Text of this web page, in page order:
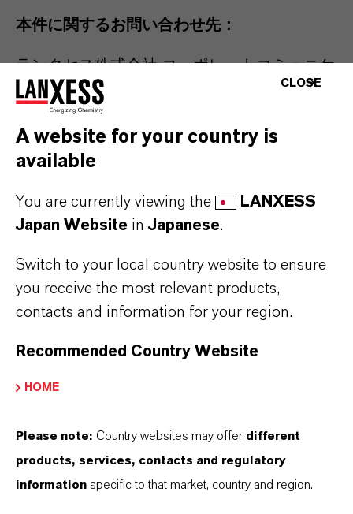
本件に関するお問い合わせ先：
ランクセス株式会社 コーポレートコミュニケ
ーションズ
TEL : 03-5293-8006 FAX : 03-5219-9773
lanxess.japan@lanxess.com
免責について (FORWARD-LOOKING
STATEMENTS)
CLOSE
A website for your country is
available
You are currently viewing the
LANXESS
Japan Website inJapanese.
Switch to your local country website to ensure
you receive the most relevant products,
contacts and information for your region.
Recommended Country Website
HOME
Please note: Country websites may offer different
products, services, contacts and regulatory
information specific to that market, country and region.